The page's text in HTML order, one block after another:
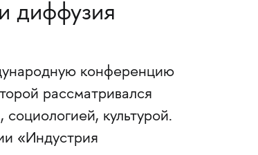
диффузия
конференцию
рассматривался
культурой.
«Индустрия